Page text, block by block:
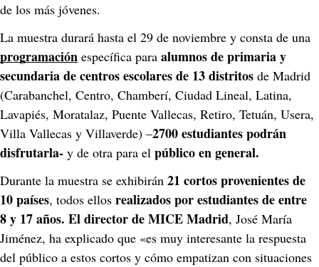
de los más jóvenes.
La muestra durará hasta el 29 de noviembre y consta de una
programación específica para alumnosde primaria y
secundaria de centros escolares de 13 distritos de Madrid
(Carabanchel, Centro, Chamberí, Ciudad Lineal, Latina,
Lavapiés, Moratalaz, Puente Vallecas, Retiro, Tetuán, Usera,
Villa Vallecas y Villaverde) –2700 estudiantes podrán
disfrutarla- y de otra para el público en general.
Durante la muestra se exhibirán 21 cortos provenientes de
10 países, todos ellos realizados por estudiantes de entre
8 y 17 años. El director de MICE Madrid, José María
Jiménez, ha explicado que «es muy interesante la respuesta
del público a estos cortos y cómo empatizan con situaciones